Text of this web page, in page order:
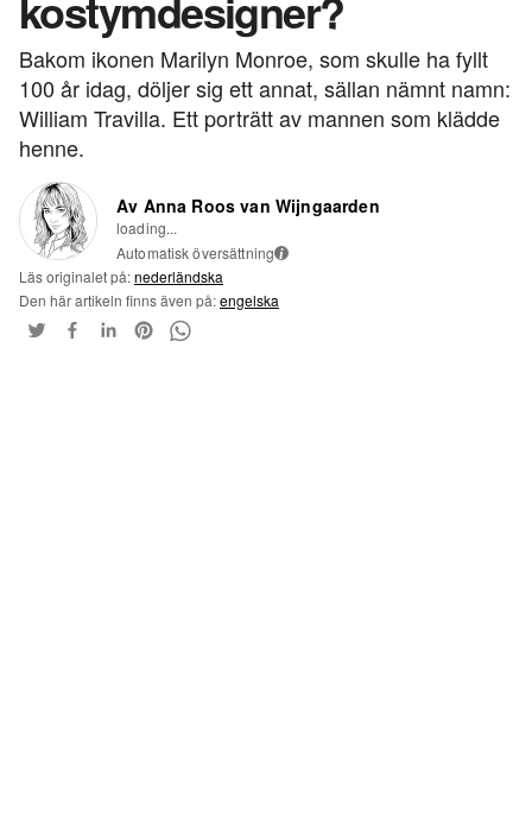
Bakom ikonen Marilyn Monroe, som skulle ha fyllt
100 år idag, döljer sig ett annat, sällan nämnt namn:
William Travilla. Ett porträtt av mannen som klädde
henne.
Av Anna Roos van Wijngaarden
loading...
Automatisk översättning i
Läs originalet på:nederländska
Den här artikeln finns även på:engelska